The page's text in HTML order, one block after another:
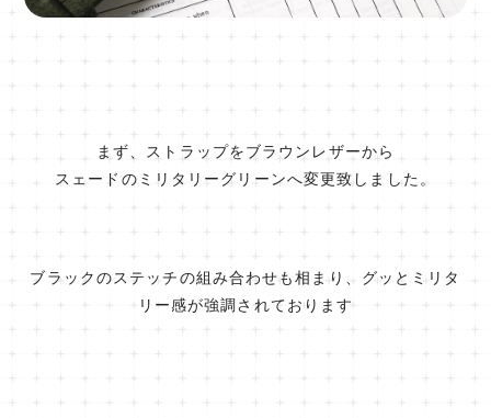
まず、ストラップをブラウンレザーから
スェードのミリタリーグリーンへ変更致しました。
ブラックのステッチの組み合わせも相まり、グッとミリタ
リー感が強調されております